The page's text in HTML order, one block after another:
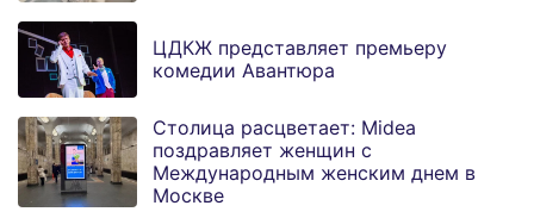
ЦДКЖ представляет премьеру
комедии Авантюра
Столица расцветает: Midea
поздравляет женщин с
Международным женским днем в
Москве